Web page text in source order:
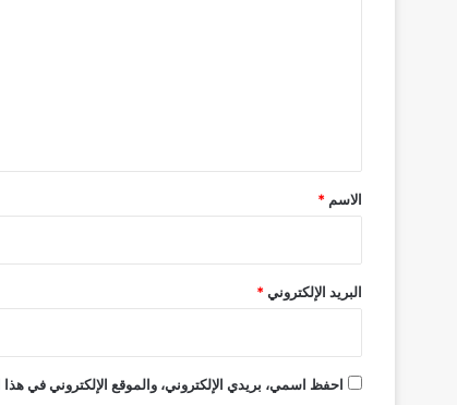
*
الاسم *
البريد الإلكتروني *
احفظ اسمي، بريدي الإلكتروني، والموقع الإلكتروني في